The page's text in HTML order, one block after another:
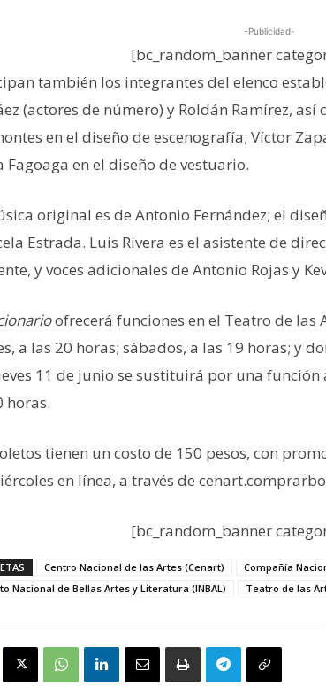
-Publicidad-
[bc_random_banner
también los integrantes del elenco
(actores de número) y Roldán Ramírez, así
en el diseño de escenografía; Víctor
Fagoaga en el diseño de vestuario.
original es de Antonio Fernández; el
Estrada. Luis Rivera es el asistente de
y voces adicionales de Antonio Rojas y
ofrecerá funciones en el Teatro de las
a las 20 horas; sábados, a las 19 horas; y
11 de junio se sustituirá por una
horas.
tienen un costo de 150 pesos, con
en línea, a través de
[bc_random_banner
Centro Nacional de las Artes (Cenart) Compañía
Nacional de Bellas Artes y Literatura (INBAL)
Teatro de las